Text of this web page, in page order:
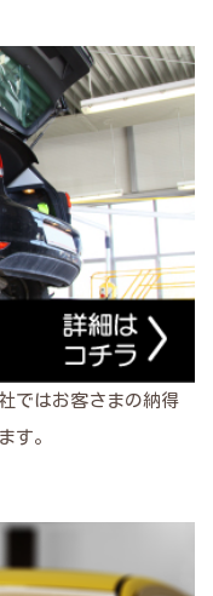
ではお客さまの納得
す。